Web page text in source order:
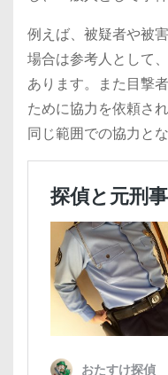
例えば、被疑者や被
場合は参考人として
あります。また目撃
ために協力を依頼さ
同じ範囲での協力とな